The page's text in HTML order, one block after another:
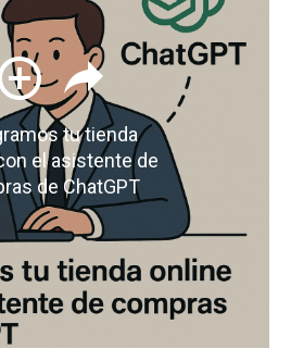
tu tienda
el asistente de
de ChatGPT